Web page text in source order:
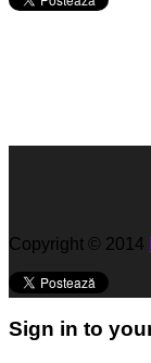
Copyright © 2014
Sign in to